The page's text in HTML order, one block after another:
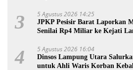
3 5 Agustus 2026 14:25
JPKP Pesisir Barat Laporkan
Senilai Rp4 Miliar ke Kejati
4 5 Agustus 2026 16:04
Dinsos Lampung Utara
untuk Ahli Waris Korban